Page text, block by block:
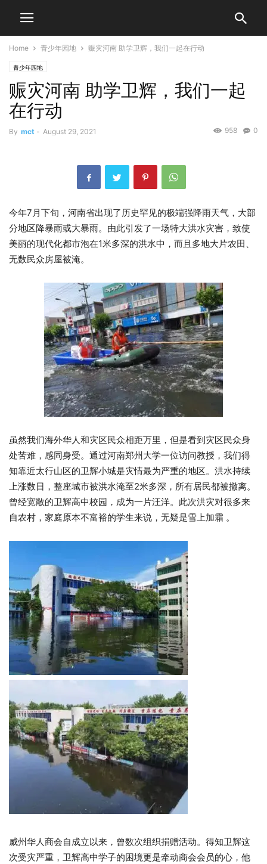
Home 青少年园地 赈灾河南 助学卫辉，我们一起在行动
青少年园地
赈灾河南 助学卫辉，我们一起
在行动
By mct - August 29, 2021 0
958
今年7月下旬，河南省出现了历史罕见的极端强降雨天气，大部
分地区降暴雨或大暴雨。由此引发了一场特大洪水灾害，致使
美丽的现代化都市泡在1米多深的洪水中，而且多地大片农田、
无数民众房屋被淹。
虽然我们海外华人和灾区民众相距万里，但是看到灾区民众身
处苦难，感同身受。通过河南郑州大学一位访问教授，我们得
知靠近太行山区的卫辉小城是灾情最为严重的地区。洪水持续
上涨数日，整座城市被洪水淹至2米多深，所有居民都被撤离。
曾经宽敞的卫辉高中校园，成为一片汪洋。此次洪灾对很多来
自农村，家庭原本不富裕的学生来说，无疑是雪上加霜 。
威州华人商会自成立以来，曾数次组织捐赠活动。得知卫辉这
次受灾严重，卫辉高中学子的困境更是牵动商会会员的心，他